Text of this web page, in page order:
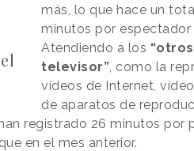
más, lo que hace un
minutos por espectador
Atendiendo a los
televisor” , como la
vídeos de Internet,
de aparatos de
registrado 26 minutos por
en el mes anterior.